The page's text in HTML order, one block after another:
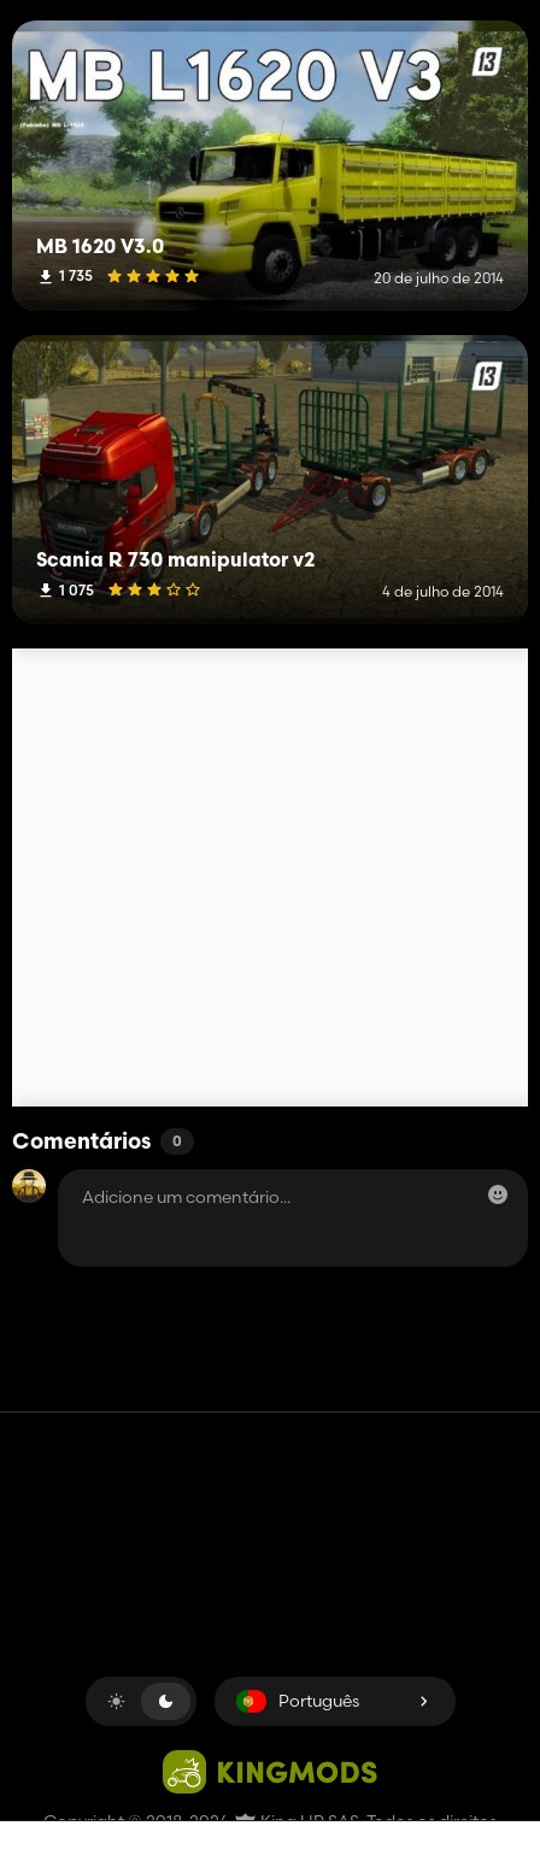
MB 1620 V3.0
1 735 20 de julho de 2014
Scania R 730 manipulator v2
1 075 4 de julho de 2014
Comentários 0
Copyright © 2018-2026 King UP SAS. Todos os direitos
Português